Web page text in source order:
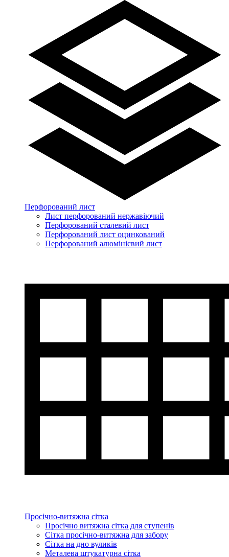
Перфорований лист
Лист перфорований нержавіючий
Перфорований сталевий лист
Перфорований лист оцинкований
Перфорований алюмінієвий лист
Просічно-витяжна сітка
Просічно витяжна сітка для ступенів
Сітка просічно-витяжна для забору
Сітка на дно вуликів
Металева штукатурна сітка